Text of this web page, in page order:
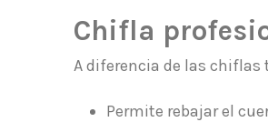
Chifla
A diferencia de las chiflas
Permite rebajar el